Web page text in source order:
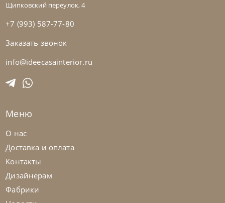
Nicolettihome
+280
Щипковский переулок, 4
+7 (993) 587-77-80
Заказать звонок
info@ideecasainterior.ru
Меню
О нас
Доставка и оплата
Контакты
Дизайнерам
Фабрики